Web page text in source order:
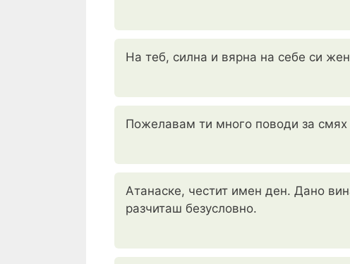
На теб, силна и вярна на себе си
Пожелавам ти много поводи за смях
Атанаске, честит имен ден. Дано
разчиташ безусловно.